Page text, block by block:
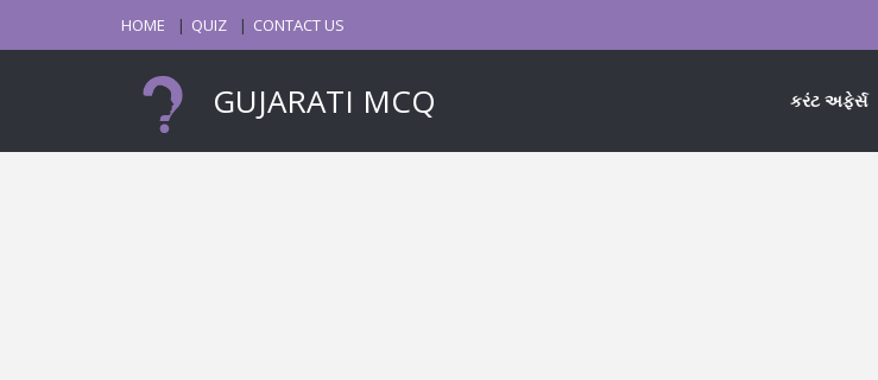
HOME QUIZ CONTACT US
GUJARATI MCQ કરંટ અફેર્સ